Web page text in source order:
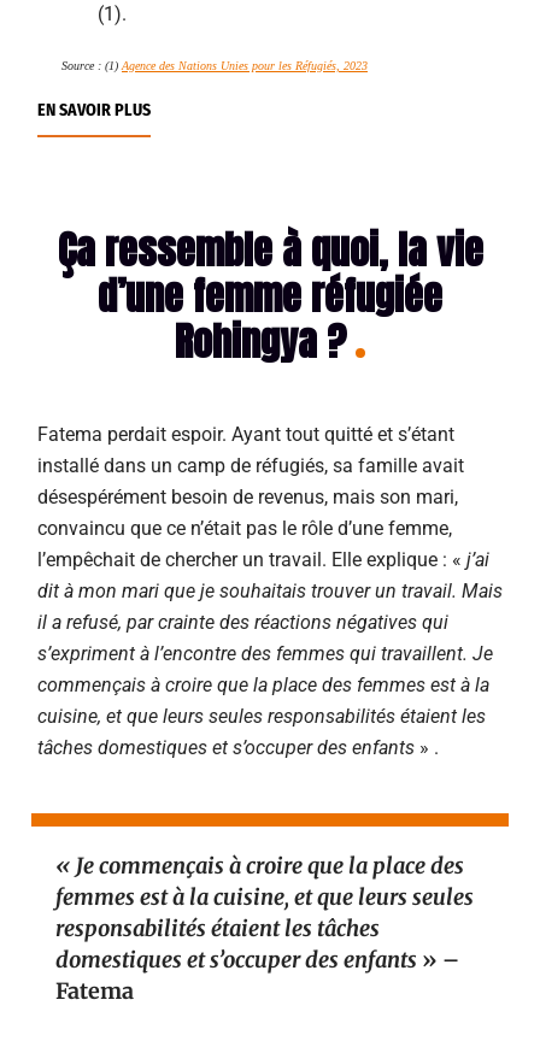
(1).
Source : (1) Agence des Nations Unies pour les Réfugiés, 2023
EN SAVOIR PLUS
Ça ressemble à quoi, la vie
d’une femme réfugiée
Rohingya ?
Fatema perdait espoir. Ayant tout quitté et s’étant
installé dans un camp de réfugiés, sa famille avait
désespérément besoin de revenus, mais son mari,
convaincu que ce n’était pas le rôle d’une femme,
l’empêchait de chercher un travail. Elle explique : « j’ai
dit à mon mari que je souhaitais trouver un travail. Mais
il a refusé, par crainte des réactions négatives qui
s’expriment à l’encontre des femmes qui travaillent. Je
commençais à croire que la place des femmes est à la
cuisine, et que leurs seules responsabilités étaient les
tâches domestiques et s’occuper des enfants » .
« Je commençais à croire que la place des
femmes est à la cuisine, et que leurs seules
responsabilités étaient les tâches
domestiques et s’occuper des enfants » –
Fatema